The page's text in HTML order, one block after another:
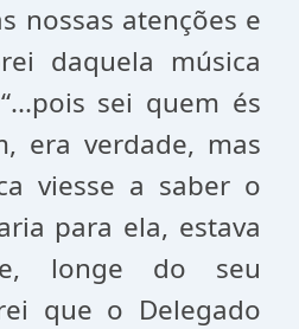
nossas atenções e
daquela música
sei quem és
era verdade, mas
viesse a saber o
para ela, estava
longe do seu
que o Delegado